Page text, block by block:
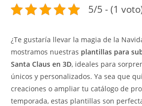
5/5 - (1
¿Te gustaría llevar la magia de la
mostramos nuestras plantillas para
Santa Claus en 3D, ideales para
únicos y personalizados. Ya sea que
creaciones o ampliar tu catálogo de
temporada, estas plantillas son